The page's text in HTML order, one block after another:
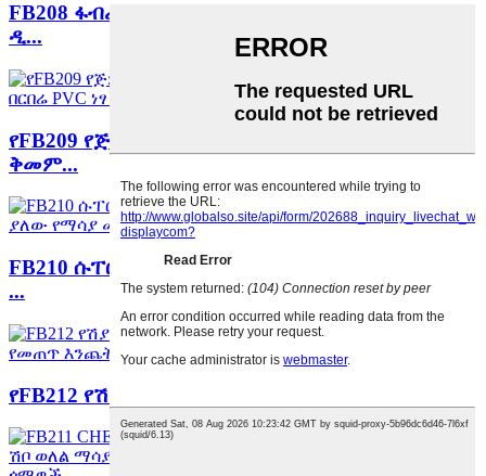
FB208 ፋብሪካ የጅምላ ጅምላ ታዋቂ የዳቦ ሱቅ የብረት ወለል
ዲ...
የFB209 የጅምላ ፋብሪካ ዋጋ የአንድ ጎን ምግብ ቅመማ
ቅመም...
FB210 ሱፐርማርኬት መክሰስ ቸኮሌት ብጁ POS የእንጨት
...
የFB212 የሽያጭ ቦታ ብጁ የወለል ንጣፍ ተግባራዊ ቤቬራ...